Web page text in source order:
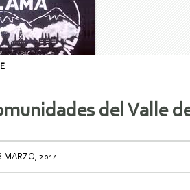
del Valle
MARZO, 2014